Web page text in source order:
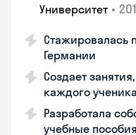
Университет •
Стажировалась
Германии
Создает
каждого ученика
Разработала
учебные пособия